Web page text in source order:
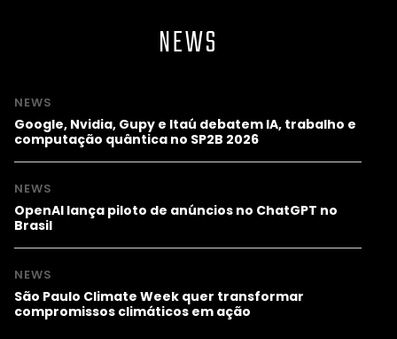
NEWS
NEWS
Google, Nvidia, Gupy e Itaú debatem IA, trabalho e
computação quântica no SP2B 2026
NEWS
OpenAI lança piloto de anúncios no ChatGPT no
Brasil
NEWS
São Paulo Climate Week quer transformar
compromissos climáticos em ação